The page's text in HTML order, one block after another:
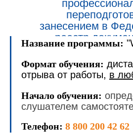
занесением в
реестр
образовании
Название программы:
Формат обучения:
отрыва от работы, в
Начало обучения:
слушателем
Телефон: 8 800 200 42 62